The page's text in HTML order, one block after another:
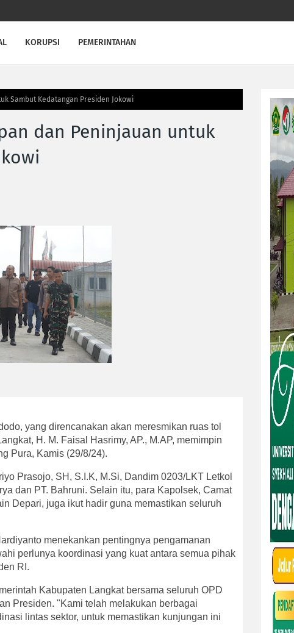
KORUPSI PEMERINTAHAN
Sambut Kedatangan Presiden Jokowi
dan Peninjauan untuk
yang direncanakan akan meresmikan ruas tol
H. M. Faisal Hasrimy, AP., M.AP, memimpin
Pura, Kamis (29/8/24).
Prasojo, SH, S.I.K, M.Si, Dandim 0203/LKT Letkol
dan PT. Bahruni. Selain itu, para Kapolsek, Camat
Depari, juga ikut hadir guna memastikan seluruh
menekankan pentingnya pengamanan
perlunya koordinasi yang kuat antara semua pihak
RI.
Kabupaten Langkat bersama seluruh OPD
Presiden. "Kami telah melakukan berbagai
lintas sektor, untuk memastikan kunjungan ini